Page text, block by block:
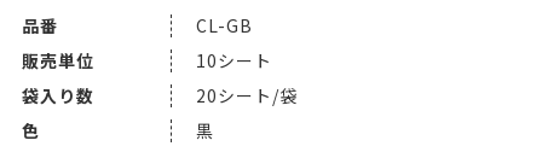
品番
CL-GB
販売単位
10シート
袋入り数
20シート/袋
色
黒